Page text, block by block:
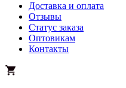
Доставка и оплата
Отзывы
Статус заказа
Оптовикам
Контакты